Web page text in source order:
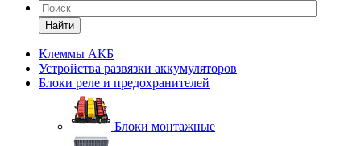
Найти
Клеммы АКБ
Устройства развязки аккумуляторов
Блоки реле и предохранителей
Блоки монтажные